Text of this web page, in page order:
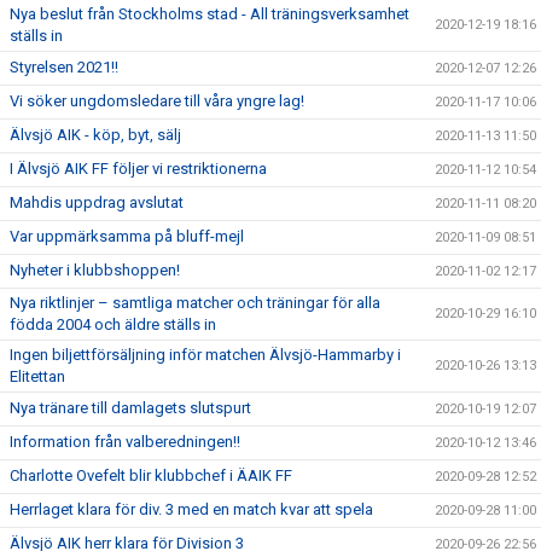
Nya beslut från Stockholms stad - All träningsverksamhet
ställs in
2020-12-19 18:16
Styrelsen 2021!! 2020-12-07 12:26
Vi söker ungdomsledare till våra yngre lag! 2020-11-17 10:06
Älvsjö AIK - köp, byt, sälj 2020-11-13 11:50
I Älvsjö AIK FF följer vi restriktionerna 2020-11-12 10:54
Mahdis uppdrag avslutat 2020-11-11 08:20
Var uppmärksamma på bluff-mejl 2020-11-09 08:51
Nyheter i klubbshoppen! 2020-11-02 12:17
Nya riktlinjer – samtliga matcher och träningar för alla
födda 2004 och äldre ställs in
2020-10-29 16:10
Ingen biljettförsäljning inför matchen Älvsjö-Hammarby i
Elitettan
2020-10-26 13:13
Nya tränare till damlagets slutspurt 2020-10-19 12:07
Information från valberedningen!! 2020-10-12 13:46
Charlotte Ovefelt blir klubbchef i ÄAIK FF 2020-09-28 12:52
Herrlaget klara för div. 3 med en match kvar att spela 2020-09-28 11:00
Älvsjö AIK herr klara för Division 3 2020-09-26 22:56